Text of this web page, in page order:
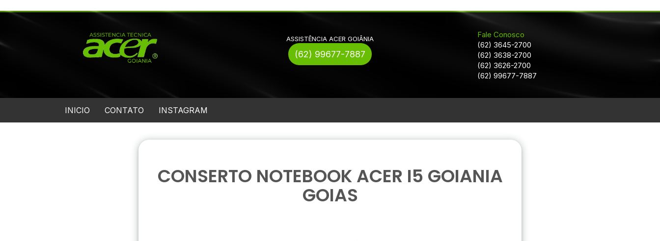
ASSISTÊNCIA ACER GOIÂNIA
(62) 99677-7887
Fale Conosco
(62) 3645-2700
(62) 3638-2700
(62) 3626-2700
(62) 99677-7887
INICIO CONTATO INSTAGRAM
CONSERTO NOTEBOOK ACER I5 GOIANIA
GOIAS